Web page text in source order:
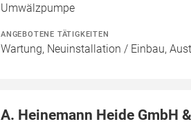
Umwälzpumpe
ANGEBOTENE TÄTIGKEITEN
Wartung, Neuinstallation / Einbau,
A. Heinemann Heide GmbH